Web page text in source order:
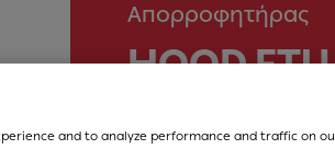
Απορροφητήρας
HOOD
and to analyze performance and traffic on